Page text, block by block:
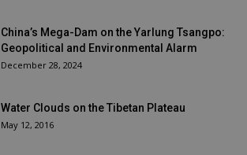
China’s Mega-Dam on the Yarlung Tsangpo:
Geopolitical and Environmental Alarm
December 28, 2024
Water Clouds on the Tibetan Plateau
May 12, 2016